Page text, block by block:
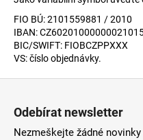
FIO BÚ: 2101559881 / 2010
IBAN:
BIC/SWIFT: FIOBCZPPXXX
VS: číslo objednávky.
Odebírat newsletter
Nezmeškejte žádné